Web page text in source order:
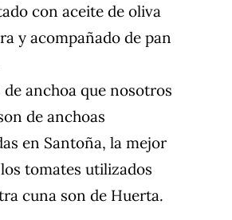
con aceite de oliva
y acompañado de pan
anchoa que nosotros
de anchoas
en Santoña, la mejor
tomates utilizados
cuna son de Huerta.